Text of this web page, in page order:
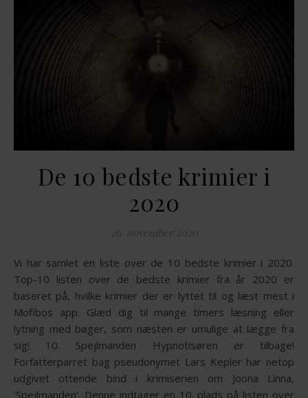
De 10 bedste krimier i
2020
26. november 2020
Vi har samlet en liste over de 10 bedste krimier i 2020.
Top-10 listen over de bedste krimier fra år 2020 er
baseret på, hvilke krimier der er lyttet til og læst mest i
Mofibos app. Glæd dig til mange timers læsning eller
lytning med bøger, som næsten er umulige at lægge fra
sig! 10. Spejlmanden Hypnotisøren er tilbage!
Forfatterparret bag pseudonymet Lars Kepler har netop
udgivet ottende bind i krimiserien om Joona Linna,
‘Spejlmanden‘. Denne indtager en 10. plads på listen over